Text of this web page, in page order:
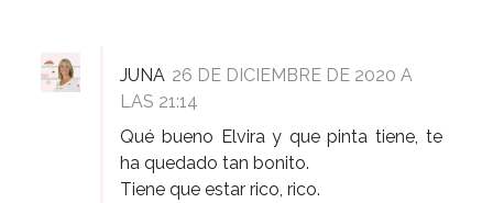
JUNA 26 DE DICIEMBRE DE 2020 A
LAS 21:14
Qué bueno Elvira y que pinta tiene, te
ha quedado tan bonito.
Tiene que estar rico, rico.